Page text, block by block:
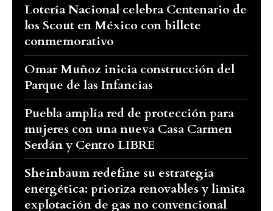
Lotería Nacional celebra Centenario de
los Scout en México con billete
conmemorativo
Omar Muñoz inicia construcción del
Parque de las Infancias
Puebla amplía red de protección para
mujeres con una nueva Casa Carmen
Serdán y Centro LIBRE
Sheinbaum redefine su estrategia
energética: prioriza renovables y limita
explotación de gas no convencional